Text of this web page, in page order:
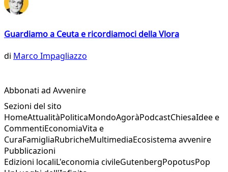
Guardiamo a Ceuta e ricordiamoci della Vlora
di Marco Impagliazzo
Abbonati ad Avvenire
Sezioni del sito
HomeAttualitàPoliticaMondoAgoràPodcastChiesaIdee e
CommentiEconomiaVita e
CuraFamigliaRubricheMultimediaEcosistema avvenire
Pubblicazioni
Edizioni localiL'economia civileGutenbergPopotusPop